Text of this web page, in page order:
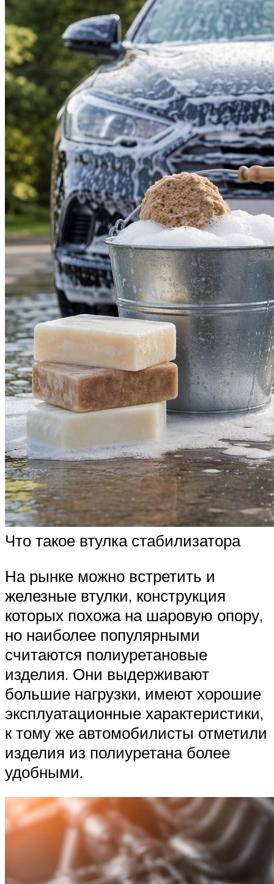
Что такое втулка стабилизатора
На рынке можно встретить и
железные втулки, конструкция
которых похожа на шаровую опору,
но наиболее популярными
считаются полиуретановые
изделия. Они выдерживают
большие нагрузки, имеют хорошие
эксплуатационные характеристики,
к тому же автомобилисты отметили
изделия из полиуретана более
удобными.